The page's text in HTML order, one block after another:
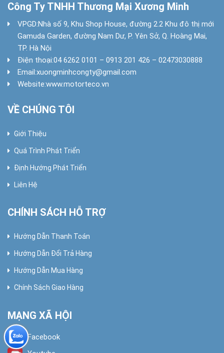
Công Ty TNHH Thương Mại Xương Minh
VPGD:Nhà số 9, Khu Shop House, đường 2.2 Khu đô thị mới
Gamuda Garden, đường Nam Dư, P. Yên Sở, Q. Hoàng Mai,
TP. Hà Nội
Điện thoại:04 6262 0101 – 0913 201 426 – 02473030888
Email:xuongminhcongty@gmail.com
Website:www.motorteco.vn
VỀ CHÚNG TÔI
Giới Thiệu
Quá Trình Phát Triển
Định Hướng Phát Triển
Liên Hệ
CHÍNH SÁCH HỖ TRỢ
Hướng Dẫn Thanh Toán
Hướng Dẫn Đổi Trả Hàng
Hướng Dẫn Mua Hàng
Chính Sách Giao Hàng
MẠNG XÃ HỘI
Facebook